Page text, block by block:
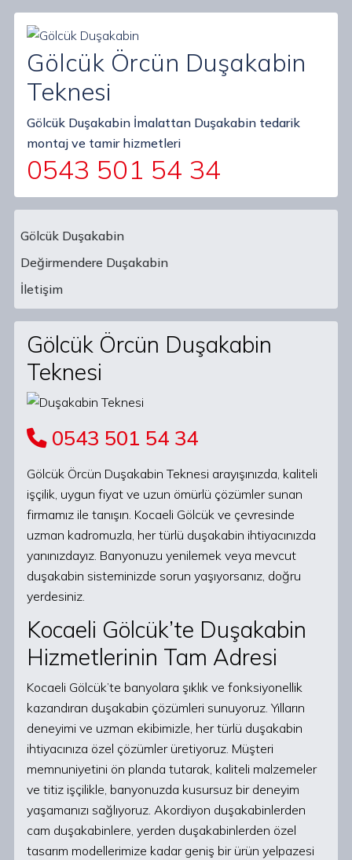
Gölcük Örcün Duşakabin
Teknesi
Gölcük Duşakabin İmalattan Duşakabin tedarik
montaj ve tamir hizmetleri
0543 501 54 34
Main Navigation
Gölcük Duşakabin
Değirmendere Duşakabin
İletişim
Gölcük Örcün Duşakabin
Teknesi
0543 501 54 34
Gölcük Örcün Duşakabin Teknesi arayışınızda, kaliteli
işçilik, uygun fiyat ve uzun ömürlü çözümler sunan
firmamız ile tanışın. Kocaeli Gölcük ve çevresinde
uzman kadromuzla, her türlü duşakabin ihtiyacınızda
yanınızdayız. Banyonuzu yenilemek veya mevcut
duşakabin sisteminizde sorun yaşıyorsanız, doğru
yerdesiniz.
Kocaeli Gölcük’te Duşakabin
Hizmetlerinin Tam Adresi
Kocaeli Gölcük’te banyolara şıklık ve fonksiyonellik
kazandıran duşakabin çözümleri sunuyoruz. Yılların
deneyimi ve uzman ekibimizle, her türlü duşakabin
ihtiyacınıza özel çözümler üretiyoruz. Müşteri
memnuniyetini ön planda tutarak, kaliteli malzemeler
ve titiz işçilikle, banyonuzda kusursuz bir deneyim
yaşamanızı sağlıyoruz. Akordiyon duşakabinlerden
cam duşakabinlere, yerden duşakabinlerden özel
tasarım modellerimize kadar geniş bir ürün yelpazesi